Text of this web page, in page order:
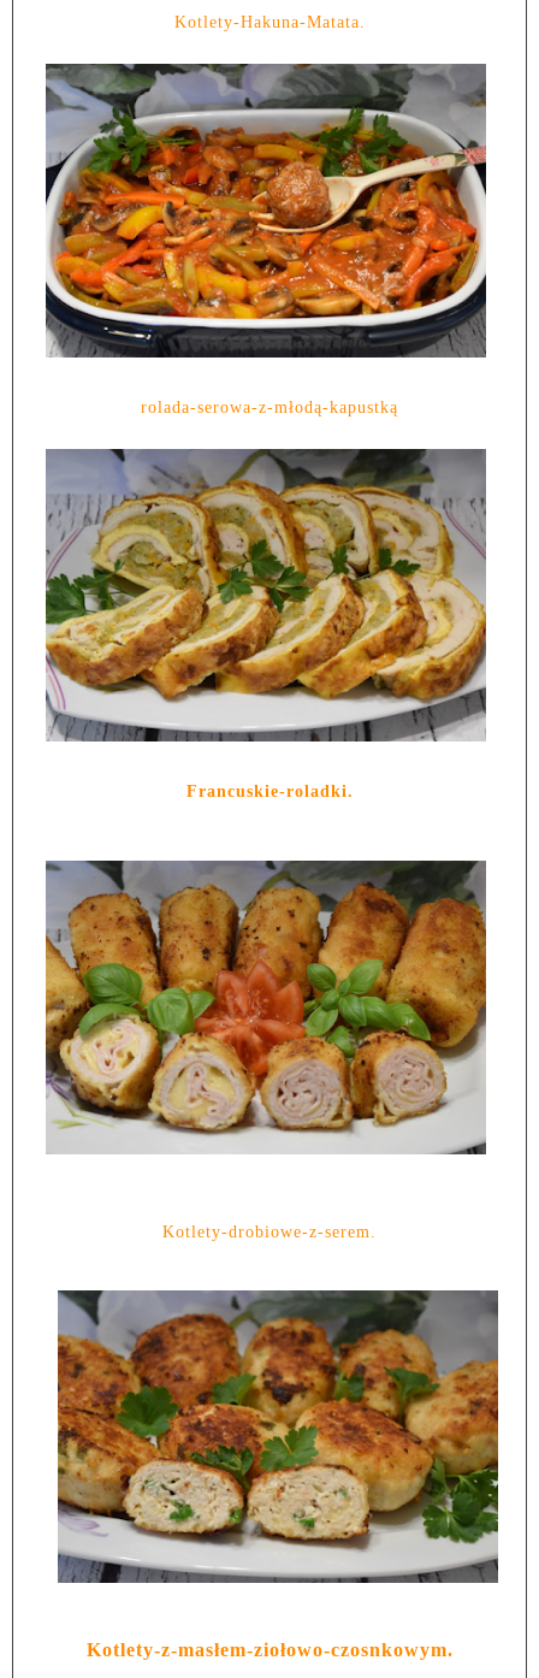
Kotlety-Hakuna-Matata.
rolada-serowa-z-młodą-kapustką
Francuskie-roladki.
Kotlety-drobiowe-z-serem.
Kotlety-z-masłem-ziołowo-czosnkowym.